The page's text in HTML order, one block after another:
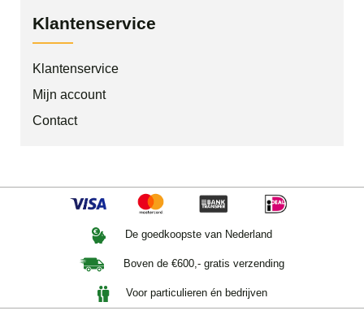
Klantenservice
Klantenservice
Mijn account
Contact
De goedkoopste van Nederland
Boven de €600,- gratis verzending
Voor particulieren én bedrijven